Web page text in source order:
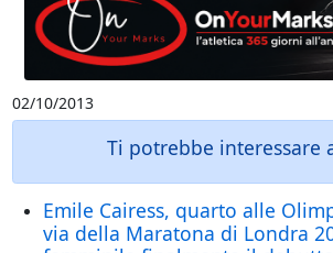
02/10/2013
Ti potrebbe interessare
Emile Cairess, quarto alle
via della Maratona di Londra